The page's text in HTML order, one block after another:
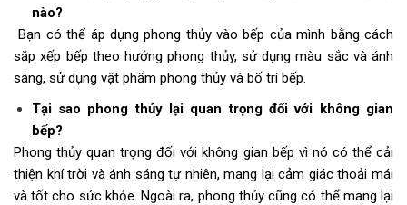
nào?
Bạn có thể áp dụng phong thủy vào bếp của mình bằng cách
sắp xếp bếp theo hướng phong thủy, sử dụng màu sắc và ánh
sáng, sử dụng vật phẩm phong thủy và bố trí bếp.
Tại sao phong thủy lại quan trọng đối với không gian
bếp?
Phong thủy quan trọng đối với không gian bếp vì nó có thể cải
thiện khí trời và ánh sáng tự nhiên, mang lại cảm giác thoải mái
và tốt cho sức khỏe. Ngoài ra, phong thủy cũng có thể mang lại